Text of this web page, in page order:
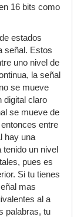
16 bits como
estados
señal. Estos
uno nivel de
la señal
se mueve
digital claro
se mueve de
entre
hay una
un nivel
pues es
Si tu tienes
mas
al a
palabras, tu